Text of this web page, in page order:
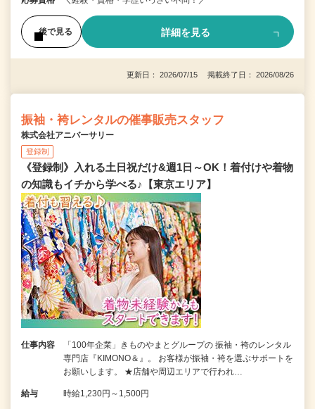
後で見る 詳細を見る
更新日： 2026/07/15 掲載終了日： 2026/08/26
振袖・袴レンタルの催事販売スタッフ
株式会社アニバーサリー
登録制
《登録制》入れる土日祝だけ&週1日～OK！着付けや着物
の知識もイチから学べる♪【東京エリア】
仕事内容
「100年企業」きものやまとグループの 振袖・袴のレンタル
専門店『KIMONO＆』。 お客様が振袖・袴を選ぶサポートを
お願いします。 ★店舗や周辺エリアで行われ…
給与 時給1,230円～1,500円